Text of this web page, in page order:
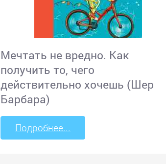
Мечтать не вредно. Как
получить то, чего
действительно хочешь (Шер
Барбара)
Подробнее...